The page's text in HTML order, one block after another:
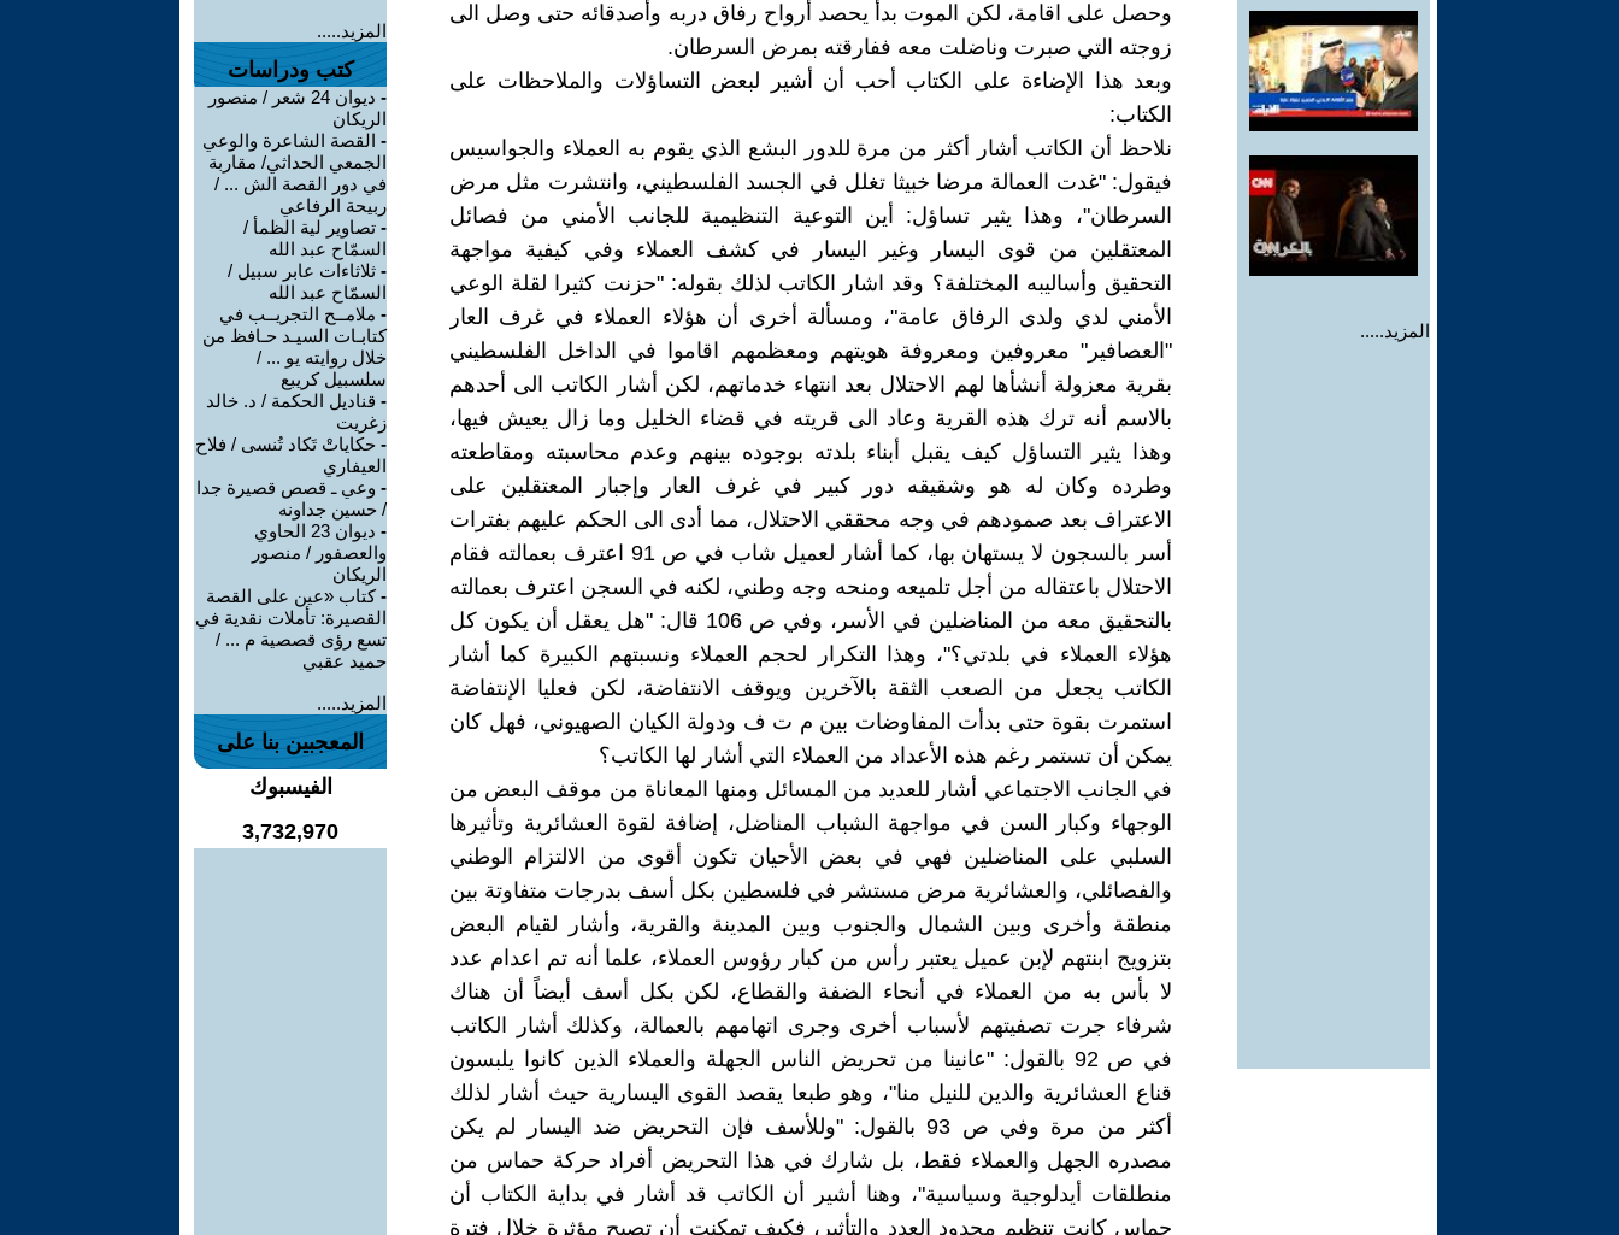
المزيد.....
وحصل على اقامة، لكن الموت بدأ يحصد أرواح رفاق دربه وأصدقائه حتى وصل الى
زوجته التي صبرت وناضلت معه ففارقته بمرض السرطان.
وبعد هذا الإضاءة على الكتاب أحب أن أشير لبعض التساؤلات والملاحظات على
الكتاب:
نلاحظ أن الكاتب أشار أكثر من مرة للدور البشع الذي يقوم به العملاء والجواسيس
فيقول: "غدت العمالة مرضا خبيثا تغلل في الجسد الفلسطيني، وانتشرت مثل مرض
السرطان"، وهذا يثير تساؤل: أين التوعية التنظيمية للجانب الأمني من فصائل
المعتقلين من قوى اليسار وغير اليسار في كشف العملاء وفي كيفية مواجهة
التحقيق وأساليبه المختلفة؟ وقد اشار الكاتب لذلك بقوله: "حزنت كثيرا لقلة الوعي
الأمني لدي ولدى الرفاق عامة"، ومسألة أخرى أن هؤلاء العملاء في غرف العار
"العصافير" معروفين ومعروفة هويتهم ومعظمهم اقاموا في الداخل الفلسطيني
بقرية معزولة أنشأها لهم الاحتلال بعد انتهاء خدماتهم، لكن أشار الكاتب الى أحدهم
بالاسم أنه ترك هذه القرية وعاد الى قريته في قضاء الخليل وما زال يعيش فيها،
وهذا يثير التساؤل كيف يقبل أبناء بلدته بوجوده بينهم وعدم محاسبته ومقاطعته
وطرده وكان له هو وشقيقه دور كبير في غرف العار وإجبار المعتقلين على
الاعتراف بعد صمودهم في وجه محققي الاحتلال، مما أدى الى الحكم عليهم بفترات
أسر بالسجون لا يستهان بها، كما أشار لعميل شاب في ص 91 اعترف بعمالته فقام
الاحتلال باعتقاله من أجل تلميعه ومنحه وجه وطني، لكنه في السجن اعترف بعمالته
بالتحقيق معه من المناضلين في الأسر، وفي ص 106 قال: "هل يعقل أن يكون كل
هؤلاء العملاء في بلدتي؟"، وهذا التكرار لحجم العملاء ونسبتهم الكبيرة كما أشار
الكاتب يجعل من الصعب الثقة بالآخرين ويوقف الانتفاضة، لكن فعليا الإنتفاضة
استمرت بقوة حتى بدأت المفاوضات بين م ت ف ودولة الكيان الصهيوني، فهل كان
يمكن أن تستمر رغم هذه الأعداد من العملاء التي أشار لها الكاتب؟
في الجانب الاجتماعي أشار للعديد من المسائل ومنها المعاناة من موقف البعض من
الوجهاء وكبار السن في مواجهة الشباب المناضل، إضافة لقوة العشائرية وتأثيرها
السلبي على المناضلين فهي في بعض الأحيان تكون أقوى من الالتزام الوطني
والفصائلي، والعشائرية مرض مستشر في فلسطين بكل أسف بدرجات متفاوتة بين
منطقة وأخرى وبين الشمال والجنوب وبين المدينة والقرية، وأشار لقيام البعض
بتزويج ابنتهم لإبن عميل يعتبر رأس من كبار رؤوس العملاء، علما أنه تم اعدام عدد
لا بأس به من العملاء في أنحاء الضفة والقطاع، لكن بكل أسف أيضاً أن هناك
شرفاء جرت تصفيتهم لأسباب أخرى وجرى اتهامهم بالعمالة، وكذلك أشار الكاتب
في ص 92 بالقول: "عانينا من تحريض الناس الجهلة والعملاء الذين كانوا يلبسون
قناع العشائرية والدين للنيل منا"، وهو طبعا يقصد القوى اليسارية حيث أشار لذلك
أكثر من مرة وفي ص 93 بالقول: "وللأسف فإن التحريض ضد اليسار لم يكن
مصدره الجهل والعملاء فقط، بل شارك في هذا التحريض أفراد حركة حماس من
منطلقات أيدلوجية وسياسية"، وهنا أشير أن الكاتب قد أشار في بداية الكتاب أن
حماس كانت تنظيم محدود العدد والتأثير، فكيف تمكنت أن تصبح مؤثرة خلال فترة
المزيد.....
كتب ودراسات
-
ديوان 24 شعر / منصور
الريكان
- القصة الشاعرة والوعي
الجمعي الحداثي/ مقاربة
في دور القصة الش ... /
ربيحة الرفاعي
- تصاوير لية الظمأ /
السمّاح عبد الله
- ثلاثاءات عابر سبيل /
السمّاح عبد الله
- ملامــح التجريــب في
كتابـات السيـد حـافظ من
خلال روايته يو ... /
سلسبيل كريبع
- قناديل الحكمة / د. خالد
زغريت
- حكاياتْ تَكاد تُنسى / فلاح
العيفاري
- وعي ـ قصص قصيرة جدا
/ حسين جداونه
-
ديوان 23 الحاوي
والعصفور / منصور
الريكان
-كتاب «عين على القصة
القصيرة: تأملات نقدية في
تسع رؤى قصصية م ... /
حميد عقبي
المزيد.....
المعجبين بنا على
الفيسبوك
3,732,970